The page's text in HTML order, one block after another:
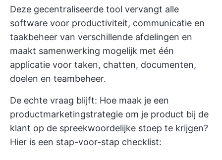
Deze gecentraliseerde tool vervangt alle
software voor productiviteit, communicatie en
taakbeheer van verschillende afdelingen en
maakt samenwerking mogelijk met één
applicatie voor taken, chatten, documenten,
doelen en teambeheer.
De echte vraag blijft: Hoe maak je een
productmarketingstrategie om je product bij de
klant op de spreekwoordelijke stoep te krijgen?
Hier is een stap-voor-stap checklist: